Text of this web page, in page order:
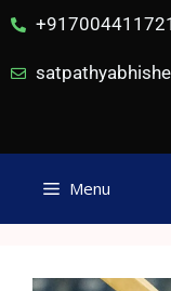
+917004411721
Menu